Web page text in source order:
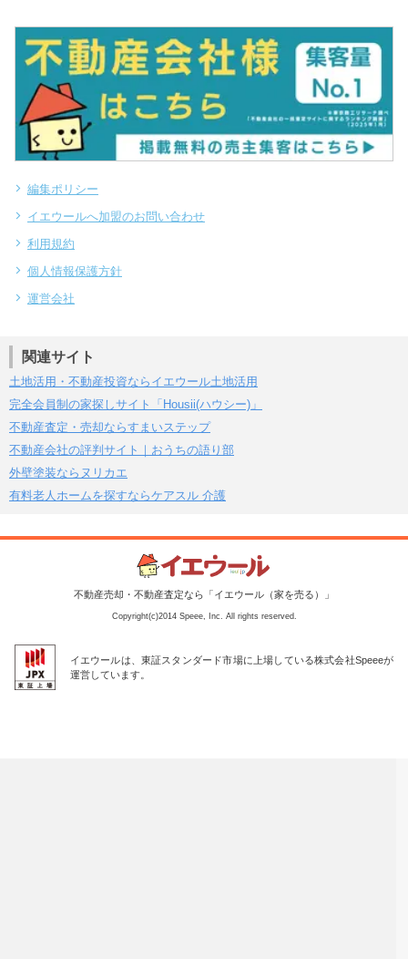
編集ポリシー
イエウールへ加盟のお問い合わせ
利用規約
個人情報保護方針
運営会社
関連サイト
土地活用・不動産投資ならイエウール土地活用
完全会員制の家探しサイト「Housii(ハウシー)」
不動産査定・売却ならすまいステップ
不動産会社の評判サイト｜おうちの語り部
外壁塗装ならヌリカエ
有料老人ホームを探すならケアスル 介護
不動産売却・不動産査定なら「イエウール（家を売る）」
Copyright(c)2014 Speee, Inc. All rights reserved.
イエウールは、東証スタンダード市場に上場している株式会社Speeeが
運営しています。